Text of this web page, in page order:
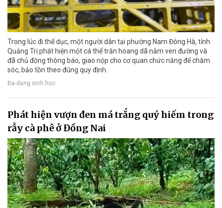
Trong lúc đi thể dục, một người dân tại phường Nam Đông Hà, tỉnh
Quảng Trị phát hiện một cá thể trăn hoang dã nằm ven đường và
đã chủ động thông báo, giao nộp cho cơ quan chức năng để chăm
sóc, bảo tồn theo đúng quy định.
Đa dạng sinh học
Phát hiện vượn đen má trắng quý hiếm trong
rẫy cà phê ở Đồng Nai